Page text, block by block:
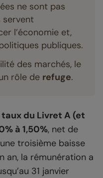
ne sont pas
servent
l’économie et,
publiques.
des marchés, le
rôle de refuge.
taux du Livret A (et
à 1,50%, net de
troisième baisse
an, la rémunération a
31 janvier